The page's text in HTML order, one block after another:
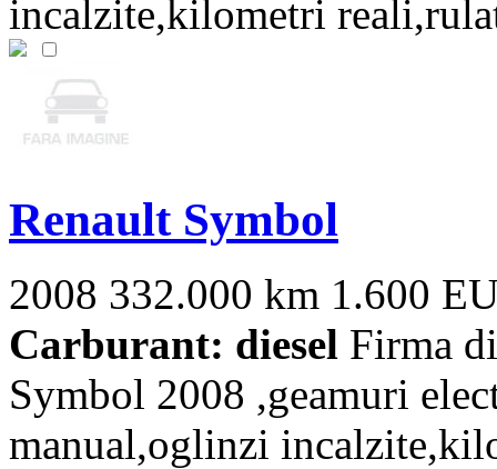
incalzite,kilometri
Renault Symbol
2008 332.000 km 1.600
Carburant: diesel Firma
Symbol 2008 ,geamuri
manual,oglinzi